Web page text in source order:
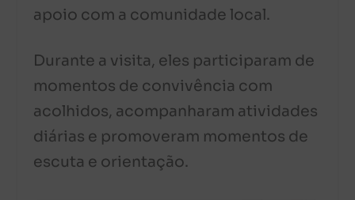
apoio com a comunidade local.
Durante a visita, eles participaram de
momentos de convivência com
acolhidos, acompanharam atividades
diárias e promoveram momentos de
escuta e orientação.